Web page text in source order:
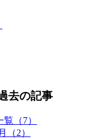
去の記事
（7）
（2）